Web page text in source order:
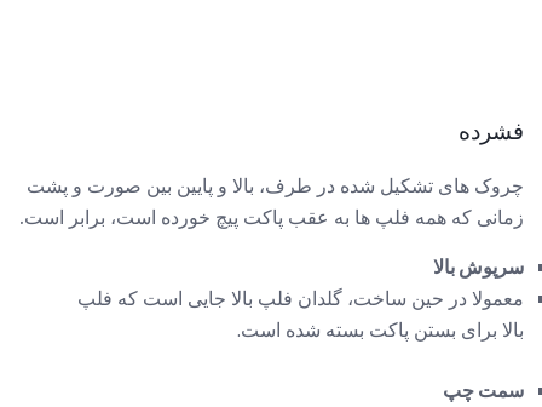
فشرده
چروک های تشکیل شده در طرف، بالا و پایین بین صورت و پشت
زمانی که همه فلپ ها به عقب پاکت پیچ خورده است، برابر است.
سرپوش بالا
معمولا در حین ساخت، گلدان فلپ بالا جایی است که فلپ
بالا برای بستن پاکت بسته شده است.
سمت چپ